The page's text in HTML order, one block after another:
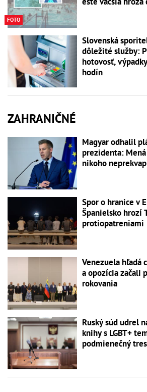
FOTO
Slovenská
dôležité služby:
hotovosť,
hodín
ZAHRANIČNÉ
Magyar odhalil
prezidenta:
nikoho
Spor o hranice v
Španielsko hrozí
protiopatreniami
Venezuela hľadá
a opozícia začali
rokovania
Ruský súd udrel
knihy s LGBT+
podmienečný